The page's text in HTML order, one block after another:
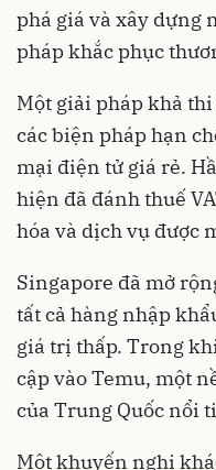
phá giá và xây dựng
pháp khắc phục
Một giải pháp khả
các biện pháp hạn
mại điện tử giá rẻ.
hiện đã đánh thuế
hóa và dịch vụ được
Singapore đã mở
tất cả hàng nhập
giá trị thấp. Trong
cập vào Temu, một
của Trung Quốc nổi
Một khuyến nghị